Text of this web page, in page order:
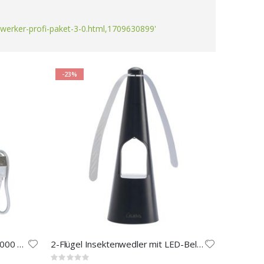
profi-paket-3-0.html,1709630899'
Kompakte Powerbank USB-C 4.000 mAh
-23%
2-Flügel Insektenwedler mit LED-Beleuchtung
Rating: